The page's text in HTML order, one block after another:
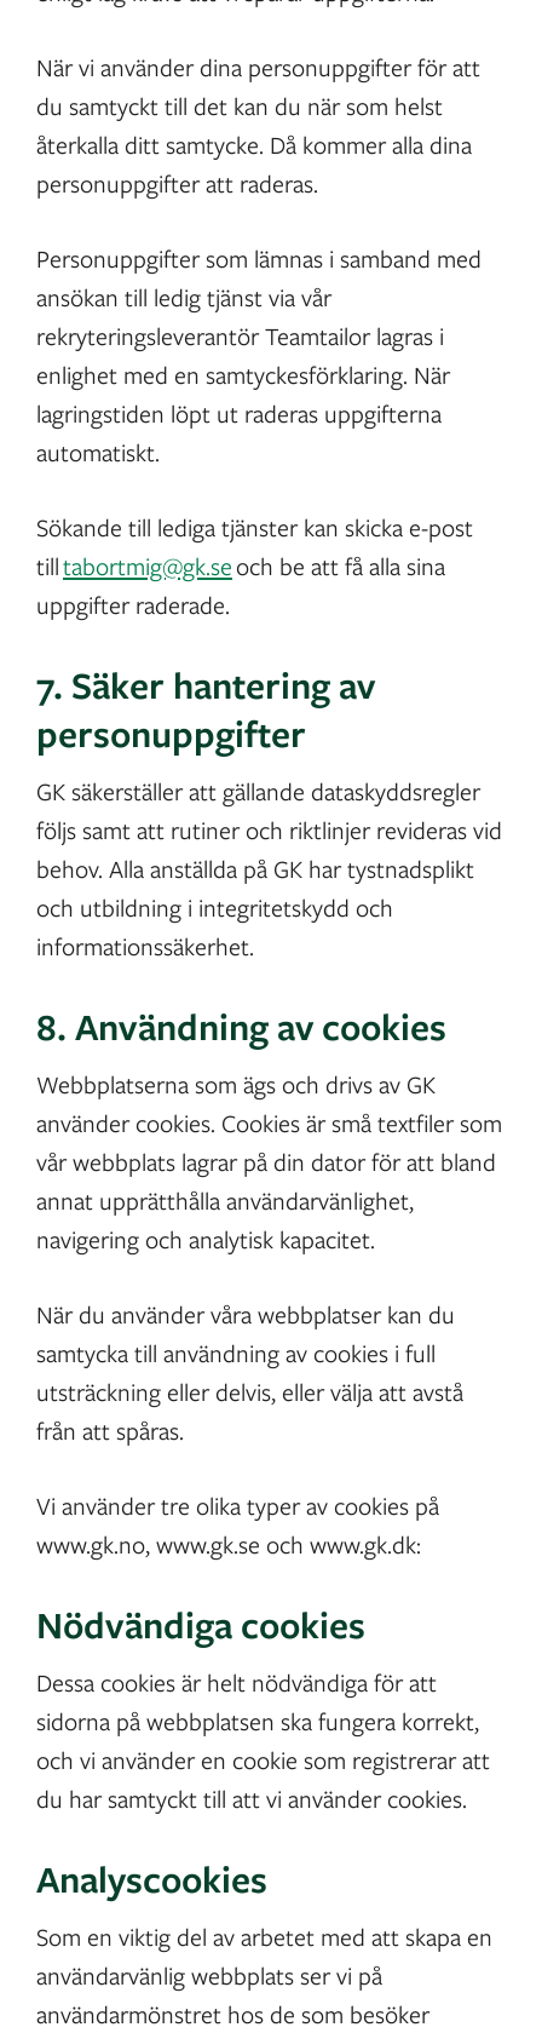
När vi använder dina personuppgifter för att
du samtyckt till det kan du när som helst
återkalla ditt samtycke. Då kommer alla dina
personuppgifter att raderas.
Personuppgifter som lämnas i samband med
ansökan till ledig tjänst via vår
rekryteringsleverantör Teamtailor lagras i
enlighet med en samtyckesförklaring. När
lagringstiden löpt ut raderas uppgifterna
automatiskt.
Sökande till lediga tjänster kan skicka e-post
tilltabortmig@gk.seoch be att få alla sina
uppgifter raderade.
7. Säker hantering av
personuppgifter
GK säkerställer att gällande dataskyddsregler
följs samt att rutiner och riktlinjer revideras vid
behov. Alla anställda på GK har tystnadsplikt
och utbildning i integritetskydd och
informationssäkerhet.
8. Användning av cookies
Webbplatserna som ägs och drivs av GK
använder cookies. Cookies är små textfiler som
vår webbplats lagrar på din dator för att bland
annat upprätthålla användarvänlighet,
navigering och analytisk kapacitet.
När du använder våra webbplatser kan du
samtycka till användning av cookies i full
utsträckning eller delvis, eller välja att avstå
från att spåras.
Vi använder tre olika typer av cookies på
www.gk.no, www.gk.se och www.gk.dk:
Nödvändiga cookies
Dessa cookies är helt nödvändiga för att
sidorna på webbplatsen ska fungera korrekt,
och vi använder en cookie som registrerar att
du har samtyckt till att vi använder cookies.
Analyscookies
Som en viktig del av arbetet med att skapa en
användarvänlig webbplats ser vi på
användarmönstret hos de som besöker